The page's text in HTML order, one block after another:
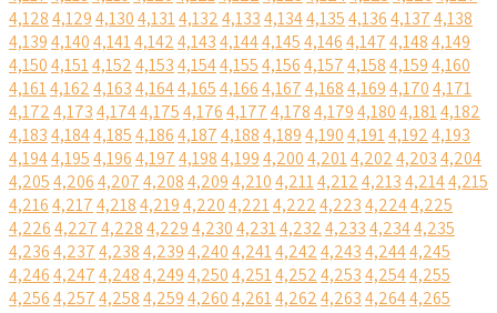
4,1284,1294,1304,1314,1324,1334,1344,1354,1364,1374,138
4,1394,1404,1414,1424,1434,1444,1454,1464,1474,1484,149
4,1504,1514,1524,1534,1544,1554,1564,1574,1584,1594,160
4,1614,1624,1634,1644,1654,1664,1674,1684,1694,1704,171
4,1724,1734,1744,1754,1764,1774,1784,1794,1804,1814,182
4,1834,1844,1854,1864,1874,1884,1894,1904,1914,1924,193
4,1944,1954,1964,1974,1984,1994,2004,2014,2024,2034,204
4,2054,2064,2074,2084,2094,2104,2114,2124,2134,2144,215
4,2164,2174,2184,2194,2204,2214,2224,2234,2244,225
4,2264,2274,2284,2294,2304,2314,2324,2334,2344,235
4,2364,2374,2384,2394,2404,2414,2424,2434,2444,245
4,2464,2474,2484,2494,2504,2514,2524,2534,2544,255
4,2564,2574,2584,2594,2604,2614,2624,2634,2644,265